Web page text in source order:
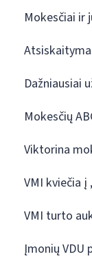
Mokesčiai ir
Dažniausiai
Mokesčių
Viktorina
VMI kviečia į
VMI turto
Įmonių VDU